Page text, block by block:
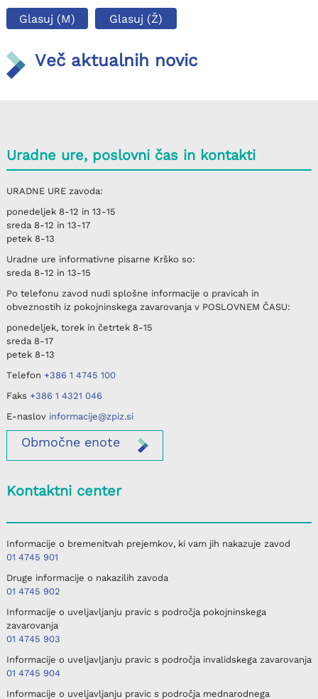
Glasuj (M) Glasuj (Ž)
Več aktualnih novic
Uradne ure, poslovni čas in kontakti
URADNE UREzavoda:
ponedeljek8-12 in 13-15
sreda8-12 in 13-17
petek8-13
Uradne ure informativne pisarne Krško so:
sreda8-12 in 13-15
Po telefonu zavod nudi splošne informacije o pravicah in
obveznostih iz pokojninskega zavarovanja v POSLOVNEM ČASU:
ponedeljek, torek in četrtek8-15
sreda8-17
petek8-13
Telefon +386 1 4745 100
Faks +386 1 4321 046
E-naslov informacije@zpiz.si
Območneenote
Kontaktni center
Informacije o bremenitvah prejemkov, ki vam jih nakazuje zavod
01 4745 901
Druge informacije o nakazilih zavoda
01 4745 902
Informacije o uveljavljanju pravic s področja pokojninskega
zavarovanja
01 4745 903
Informacije o uveljavljanju pravic s področja invalidskega zavarovanja
01 4745 904
Informacije o uveljavljanju pravic s področja mednarodnega